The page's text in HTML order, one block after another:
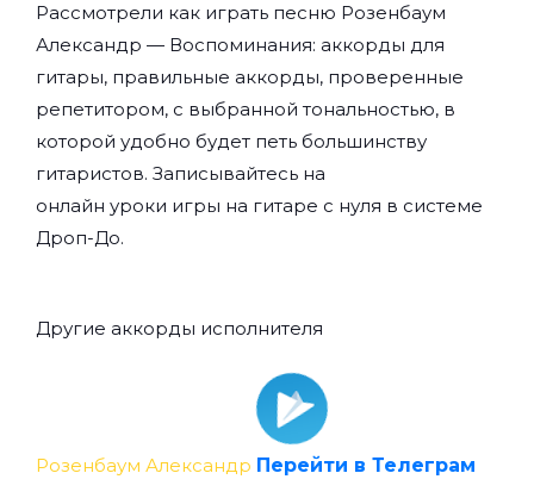
Рассмотрели как играть песню Розенбаум
Александр — Воспоминания: аккорды для
гитары, правильные аккорды, проверенные
репетитором, с выбранной тональностью, в
которой удобно будет петь большинству
гитаристов. Записывайтесь на
онлайн уроки игры на гитаре с нуля в системе
Дроп-До.
Другие аккорды исполнителя
Розенбаум Александр Перейти в Телеграм